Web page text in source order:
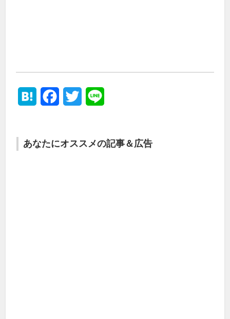
Hatena Facebook
Twitter
あなたにオススメの記事＆広告